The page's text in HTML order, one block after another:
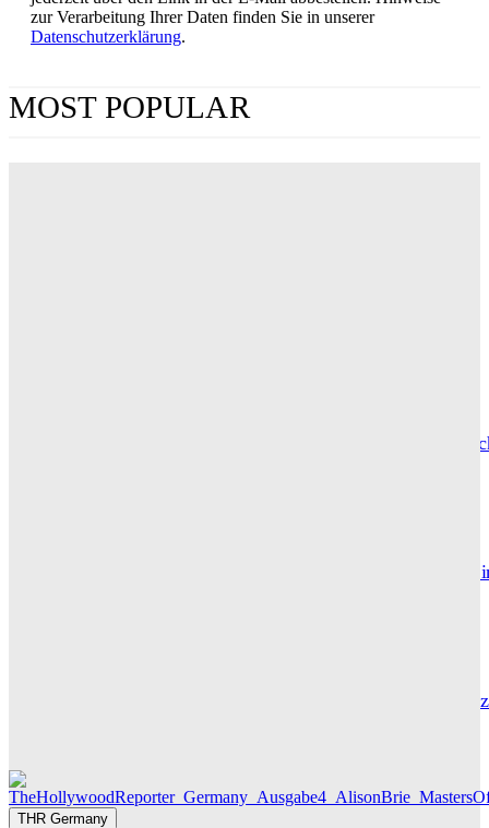
zur Verarbeitung Ihrer Daten finden Sie in unserer
Datenschutzerklärung.
MOST POPULAR
Hotel de Rome – Berlins elegante Adresse zwischen
Maxton Hall: Erste Bilder aus Staffel 3 – der Serienhit geht
Die Geschichte hinter „Olivia Jones“ – Vom Provinzjungen
THR Germany